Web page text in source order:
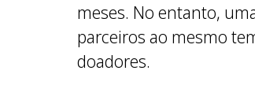
meses. No entanto,
parceiros ao mesmo
doadores.